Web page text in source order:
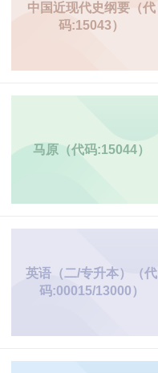
中国近现代史纲要（代
码:15043）
马原（代码:15044）
英语（二/专升本）（代
码:00015/13000）